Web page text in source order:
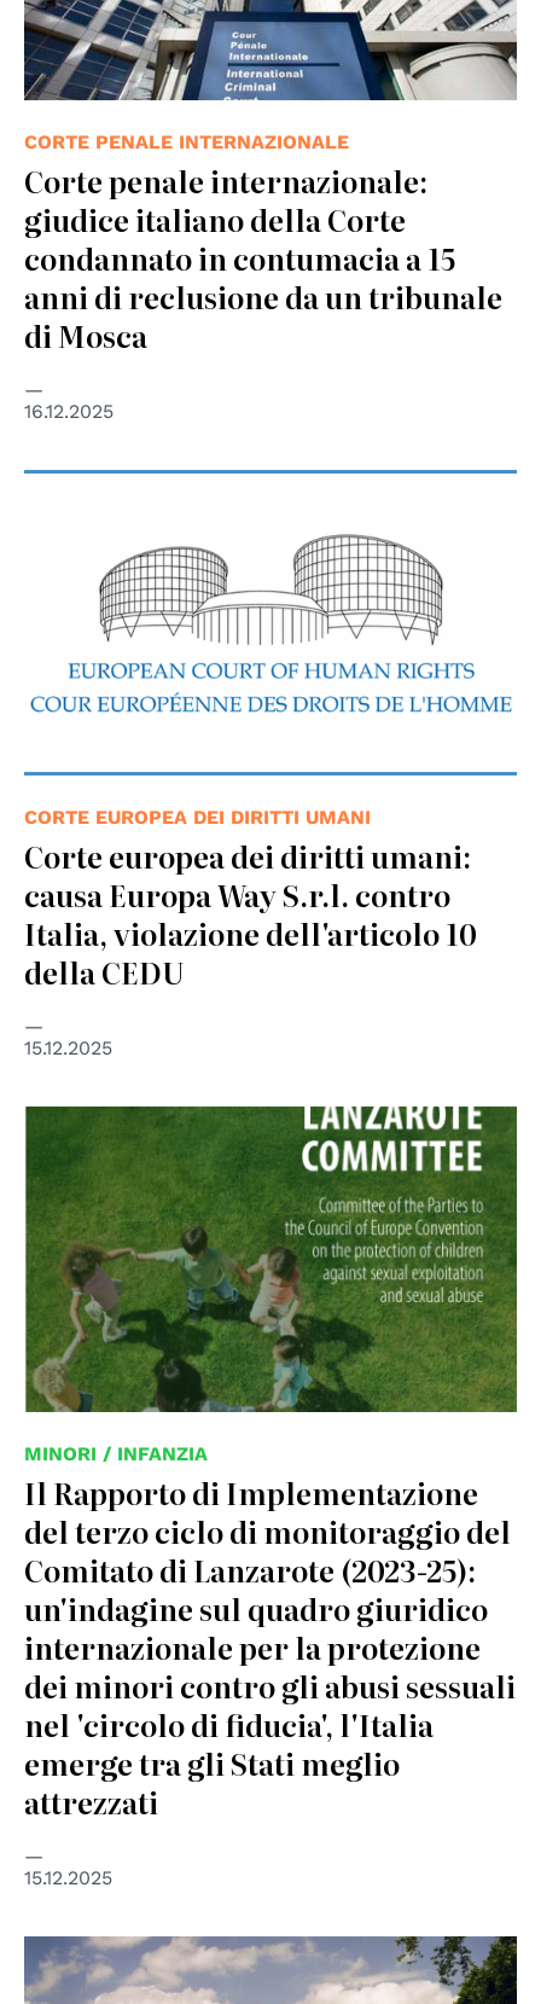
CORTE PENALE INTERNAZIONALE
Corte penale internazionale:
giudice italiano della Corte
condannato in contumacia a 15
anni di reclusione da un tribunale
di Mosca
16.12.2025
CORTE EUROPEA DEI DIRITTI UMANI
Corte europea dei diritti umani:
causa Europa Way S.r.l. contro
Italia, violazione dell'articolo 10
della CEDU
15.12.2025
MINORI / INFANZIA
Il Rapporto di Implementazione
del terzo ciclo di monitoraggio del
Comitato di Lanzarote (2023-25):
un'indagine sul quadro giuridico
internazionale per la protezione
dei minori contro gli abusi sessuali
nel 'circolo di fiducia', l'Italia
emerge tra gli Stati meglio
attrezzati
15.12.2025